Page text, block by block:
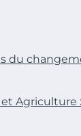
du
Agriculture